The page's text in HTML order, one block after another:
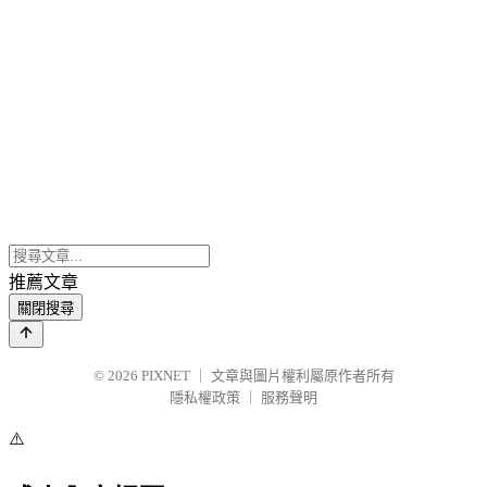
推薦文章
關閉搜尋
© 2026 PIXNET
文章與圖片權利屬原作者所有
隱私權政策
服務聲明
⚠️